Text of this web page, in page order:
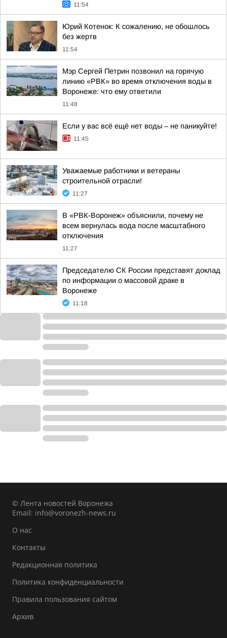
11:54
Юрий Котенок: К сожалению, не обошлось
без жертв
11:54
Мэр Сергей Петрин позвонил на горячую
линию «РВК» во время отключения воды в
Воронеже: что ему ответили
11:48
Если у вас всё ещё нет воды – не паникуйте!
11:45
Уважаемые работники и ветераны
строительной отрасли!
11:27
В «РВК-Воронеж» объяснили, почему не
всем вернулась вода после масштабного
отключения
11:27
Председателю СК России представят доклад
по информации о массовой драке в
Воронеже
11:18
© Лента новостей Воронежа
Email: info@voronezh-news.ru
О нас
Контакты
Редакционная политика
Политика конфиденциальности
Правила пользования сайтом
Архив